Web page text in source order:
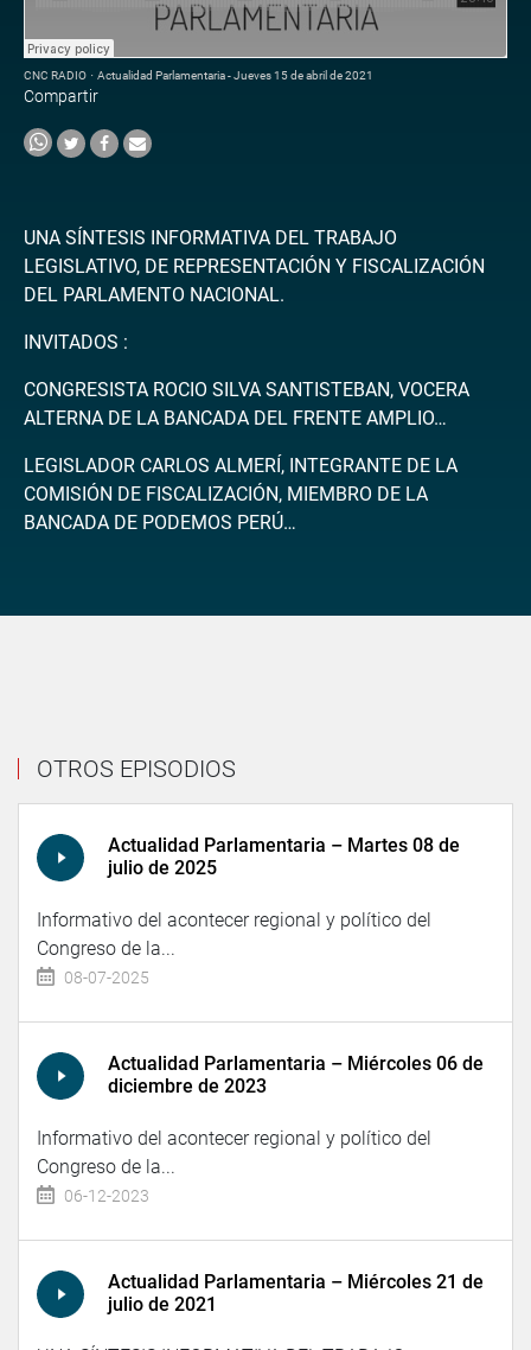
CNC RADIO · Actualidad Parlamentaria - Jueves 15 de abril de 2021
Compartir
UNA SÍNTESIS INFORMATIVA DEL TRABAJO
LEGISLATIVO, DE REPRESENTACIÓN Y FISCALIZACIÓN
DEL PARLAMENTO NACIONAL.
INVITADOS :
CONGRESISTA ROCIO SILVA SANTISTEBAN, VOCERA
ALTERNA DE LA BANCADA DEL FRENTE AMPLIO…
LEGISLADOR CARLOS ALMERÍ, INTEGRANTE DE LA
COMISIÓN DE FISCALIZACIÓN, MIEMBRO DE LA
BANCADA DE PODEMOS PERÚ…
OTROS EPISODIOS
Actualidad Parlamentaria – Martes 08 de
julio de 2025
Informativo del acontecer regional y político del
Congreso de la...
08-07-2025
Actualidad Parlamentaria – Miércoles 06 de
diciembre de 2023
Informativo del acontecer regional y político del
Congreso de la...
06-12-2023
Actualidad Parlamentaria – Miércoles 21 de
julio de 2021